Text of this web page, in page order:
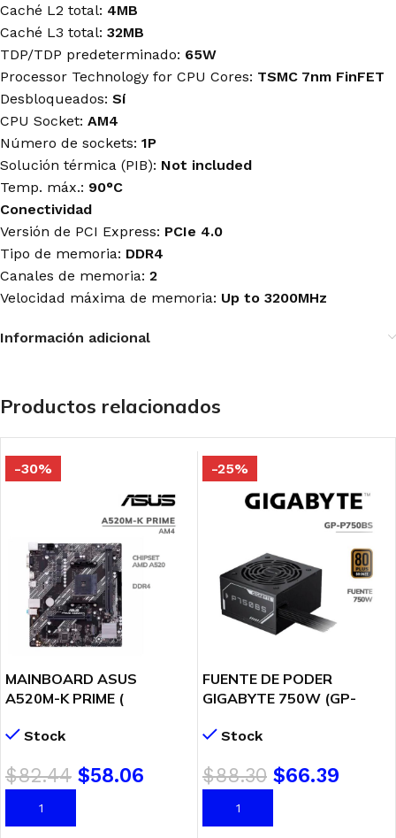
Caché L2 total: 4MB
Caché L3 total: 32MB
TDP/TDP predeterminado: 65W
Processor Technology for CPU Cores: TSMC 7nm FinFET
Desbloqueados: Sí
CPU Socket: AM4
Número de sockets: 1P
Solución térmica (PIB): Not included
Temp. máx.: 90°C
Conectividad
Versión de PCI Express: PCIe 4.0
Tipo de memoria: DDR4
Canales de memoria: 2
Velocidad máxima de memoria: Up to 3200MHz
Información adicional
Productos relacionados
-30%
MAINBOARD ASUS
A520M-K PRIME (
Stock
$82.44 $58.06
AÑADIR AL CARRITO
-25%
FUENTE DE PODER
GIGABYTE 750W (GP-
Stock
$88.30 $66.39
AÑADIR AL CARRITO